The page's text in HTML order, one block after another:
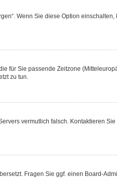
Wenn Sie diese Option
für Sie passende Zeitzone
zu tun.
vermutlich falsch. Kontaktieren
Fragen Sie ggf. einen Board-